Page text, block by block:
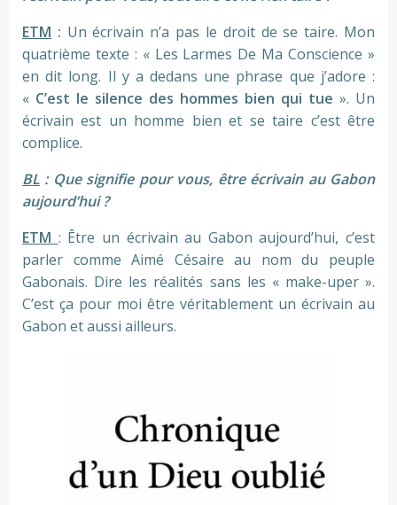
ETM : Un écrivain n’a pas le droit de se taire. Mon
quatrième texte : « Les Larmes De Ma Conscience »
en dit long. Il y a dedans une phrase que j’adore :
« C’est le silence des hommes bien qui tue ». Un
écrivain est un homme bien et se taire c’est être
complice.
BL : Que signifie pour vous, être écrivain au Gabon
aujourd’hui ?
ETM : Être un écrivain au Gabon aujourd’hui, c’est
parler comme Aimé Césaire au nom du peuple
Gabonais. Dire les réalités sans les « make-uper ».
C’est ça pour moi être véritablement un écrivain au
Gabon et aussi ailleurs.